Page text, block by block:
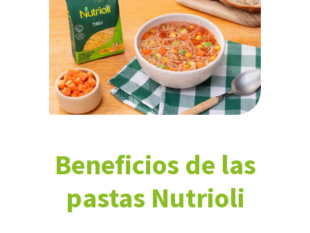
Beneficios de las
pastas Nutrioli